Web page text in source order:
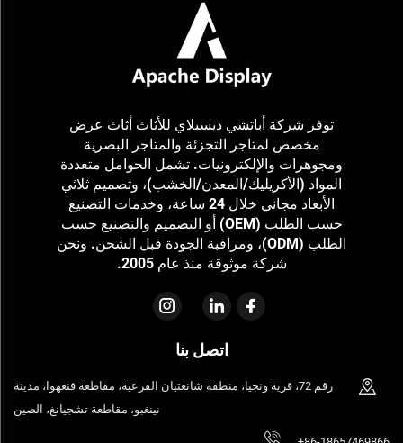
توفر شركة أباتشي ديسبلاي للأثاث أثاث عرض
مخصص لمتاجر التجزئة والمتاجر البصرية
ومجوهرات والإلكترونيات. تشمل الحوامل متعددة
المواد (الأكريليك/المعدن/الخشب)، وتصميم ثلاثي
الأبعاد مجاني خلال 24 ساعة، وخدمات التصنيع
حسب الطلب (OEM) أو التصميم والتصنيع حسب
الطلب (ODM)، ومراقبة الجودة قبل الشحن. ونحن
شركة موثوقة منذ عام 2005.
اتصل بنا
رقم 72، قرية ونجيا، منطقة شانغتيان الفرعية، مقاطعة فنغهوا، مدينة
نينغبو، مقاطعة تشجيانغ، الصين